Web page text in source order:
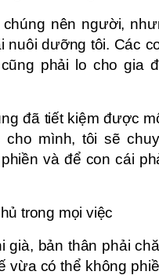
nên người,
nuôi dưỡng tôi. Các
phải lo cho gia
đã tiết kiệm được
mình, tôi sẽ
và để con cái
trong mọi việc
bản thân phải
vừa có thể không